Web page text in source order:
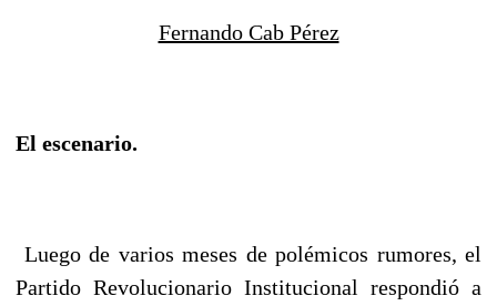
Fernando Cab Pérez
El escenario.
Luego de varios meses de polémicos rumores, el
Partido Revolucionario Institucional respondió a